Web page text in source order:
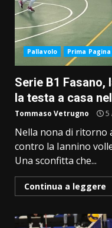
Pallavolo Prima Pagina
Serie B1 Fasano,
la testa a casa
Tommaso Vetrugno 5
Nella nona di ritorno
contro la Iannino
Una sconfitta che...
Continua a leggere